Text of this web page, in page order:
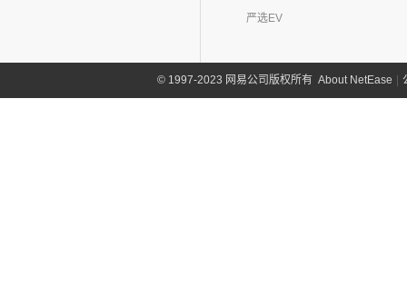
严选EV
©1997-2023 网易公司版权所有 About NetEase